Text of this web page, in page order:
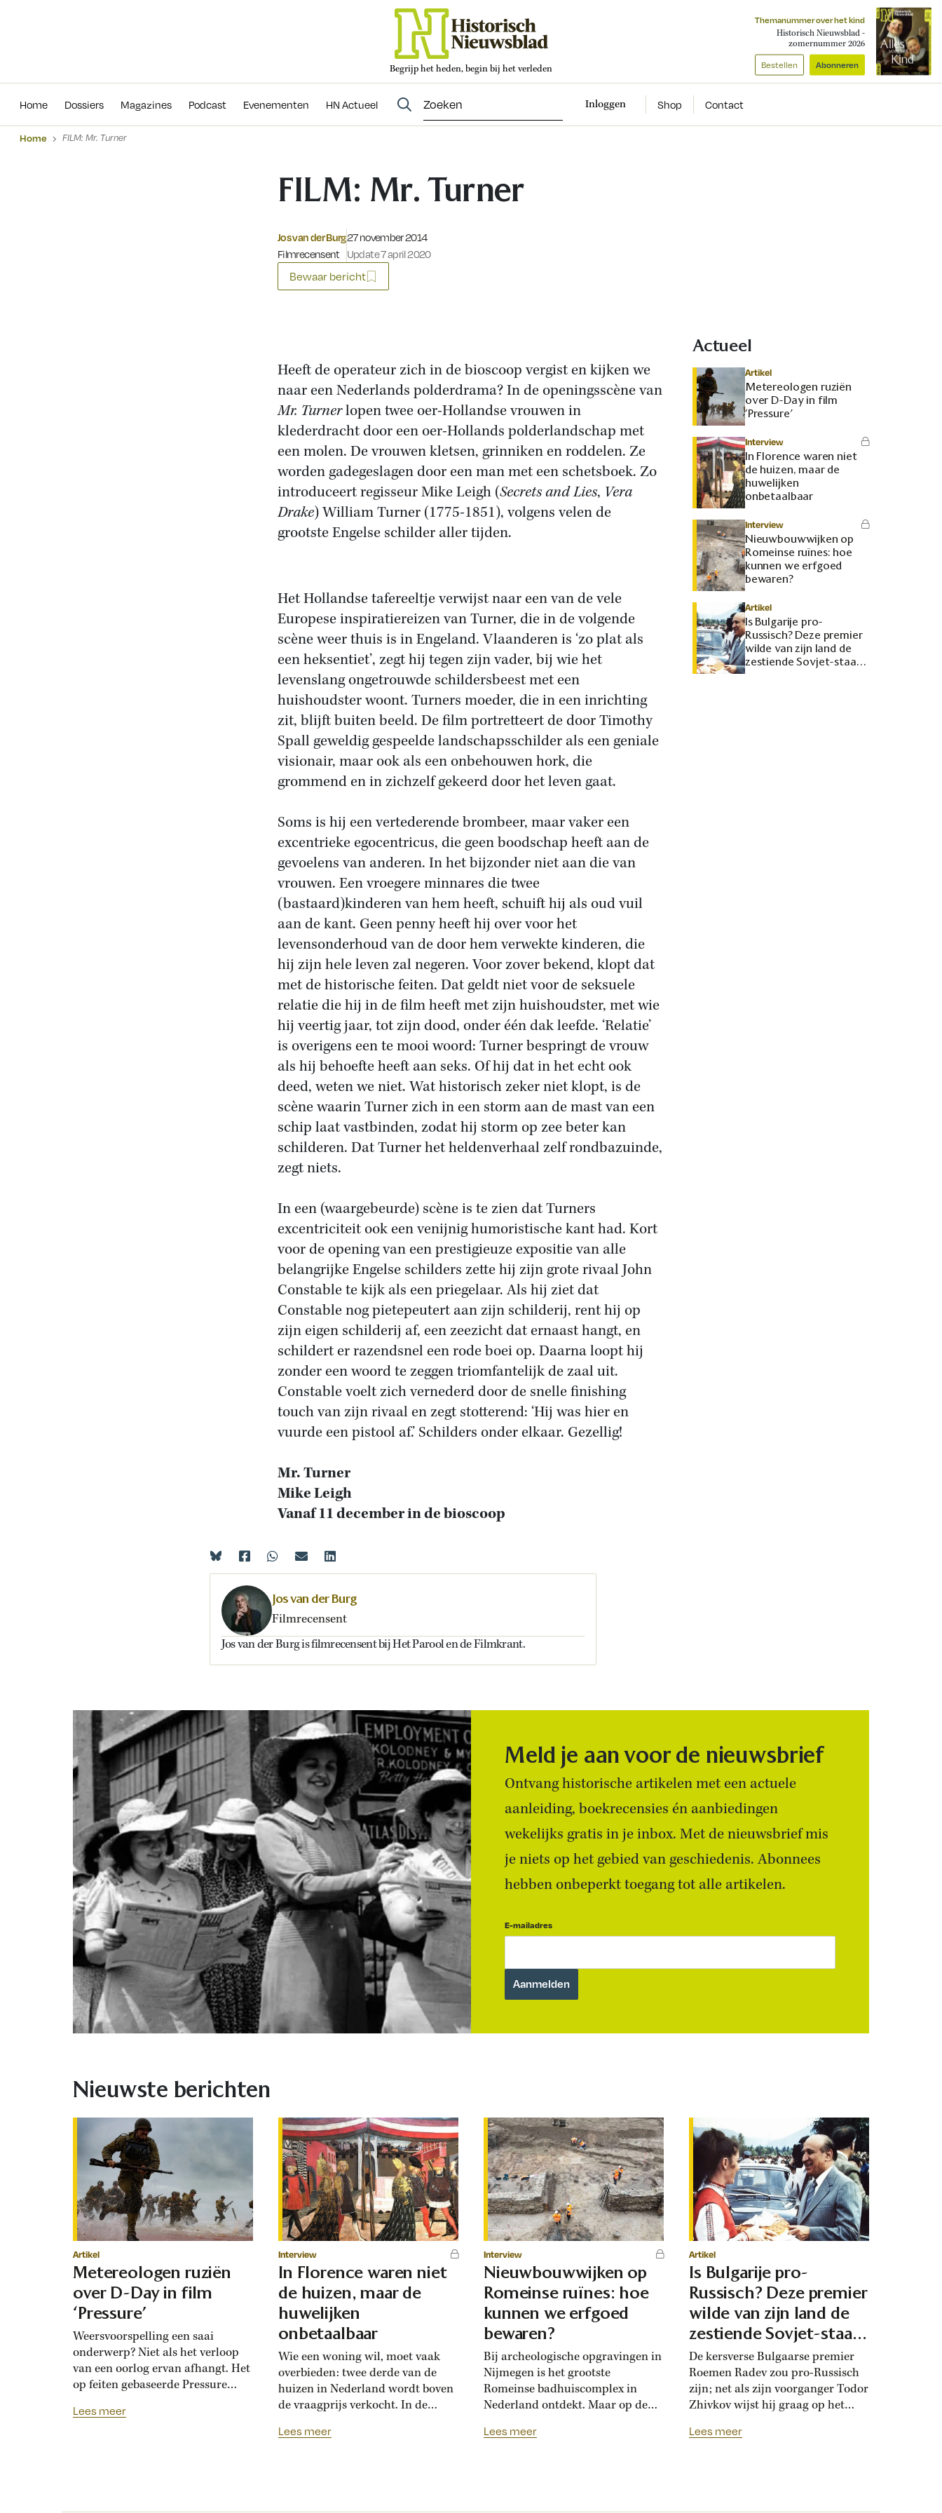
Begrijp het heden, begin bij het verleden
Themanummer over het kind
Historisch Nieuwsblad -
zomernummer 2026
Bestellen Abonneren
Home Dossiers Magazines Podcast Evenementen HN Actueel Inloggen Shop Contact
Evenementen
Home FILM: Mr. Turner
FILM: Mr. Turner
Jos van der Burg
Filmrecensent
Gepubliceerd op:
27 november 2014
Update 7 april 2020
Bewaar bericht
Heeft de operateur zich in de bioscoop vergist en kijken we
naar een Nederlands polderdrama? In de openingsscène van
Mr. Turnerlopen twee oer-Hollandse vrouwen in
klederdracht door een oer-Hollands polderlandschap met
een molen. De vrouwen kletsen, grinniken en roddelen. Ze
worden gadegeslagen door een man met een schetsboek. Zo
introduceert regisseur Mike Leigh (Secrets and Lies, Vera
Drake) William Turner (1775-1851), volgens velen de
grootste Engelse schilder aller tijden.
Het Hollandse tafereeltje verwijst naar een van de vele
Europese inspiratiereizen van Turner, die in de volgende
scène weer thuis is in Engeland. Vlaanderen is ‘zo plat als
een heksentiet’, zegt hij tegen zijn vader, bij wie het
levenslang ongetrouwde schildersbeest met een
huishoudster woont. Turners moeder, die in een inrichting
zit, blijft buiten beeld. De film portretteert de door Timothy
Spall geweldig gespeelde landschapsschilder als een geniale
visionair, maar ook als een onbehouwen hork, die
grommend en in zichzelf gekeerd door het leven gaat.
Soms is hij een vertederende brombeer, maar vaker een
excentrieke egocentricus, die geen boodschap heeft aan de
gevoelens van anderen. In het bijzonder niet aan die van
vrouwen. Een vroegere minnares die twee
(bastaard)kinderen van hem heeft, schuift hij als oud vuil
aan de kant. Geen penny heeft hij over voor het
levensonderhoud van de door hem verwekte kinderen, die
hij zijn hele leven zal negeren. Voor zover bekend, klopt dat
met de historische feiten. Dat geldt niet voor de seksuele
relatie die hij in de film heeft met zijn huishoudster, met wie
hij veertig jaar, tot zijn dood, onder één dak leefde. ‘Relatie’
is overigens een te mooi woord: Turner bespringt de vrouw
als hij behoefte heeft aan seks. Of hij dat in het echt ook
deed, weten we niet. Wat historisch zeker niet klopt, is de
scène waarin Turner zich in een storm aan de mast van een
schip laat vastbinden, zodat hij storm op zee beter kan
schilderen. Dat Turner het heldenverhaal zelf rondbazuinde,
zegt niets.
In een (waargebeurde) scène is te zien dat Turners
excentriciteit ook een venijnig humoristische kant had. Kort
voor de opening van een prestigieuze expositie van alle
belangrijke Engelse schilders zette hij zijn grote rivaal John
Constable te kijk als een priegelaar. Als hij ziet dat
Constable nog pietepeutert aan zijn schilderij, rent hij op
zijn eigen schilderij af, een zeezicht dat ernaast hangt, en
schildert er razendsnel een rode boei op. Daarna loopt hij
zonder een woord te zeggen triomfantelijk de zaal uit.
Constable voelt zich vernederd door de snelle finishing
touch van zijn rivaal en zegt stotterend: ‘Hij was hier en
vuurde een pistool af.’ Schilders onder elkaar. Gezellig!
Mr. Turner
Mike Leigh
Vanaf 11 december in de bioscoop
Actueel
Artikel
Metereologen ruziën
over D-Day in film
‘Pressure’
Interview
In Florence waren niet
de huizen, maar de
huwelijken
onbetaalbaar
Interview
Nieuwbouwwijken op
Romeinse ruïnes: hoe
kunnen we erfgoed
bewaren?
Artikel
Is Bulgarije pro-
Russisch? Deze premier
wilde van zijn land de
zestiende Sovjet-staat
maken
Jos van der Burg
Filmrecensent
Jos van der Burg is filmrecensent bij Het Parool en de Filmkrant.
Meld je aan voor de nieuwsbrief
Ontvang historische artikelen met een actuele
aanleiding, boekrecensies én aanbiedingen
wekelijks gratis in je inbox. Met de nieuwsbrief mis
je niets op het gebied van geschiedenis. Abonnees
hebben onbeperkt toegang tot alle artikelen.
E-mailadres
Nieuwste berichten
Artikel
Metereologen ruziën
over D-Day in film
‘Pressure’
Weersvoorspelling een saai
onderwerp? Niet als het verloop
van een oorlog ervan afhangt. Het
op feiten gebaseerde Pressure
tussen geallieerde meteorologen
Lees meer
Interview
In Florence waren niet
de huizen, maar de
huwelijken
onbetaalbaar
Wie een woning wil, moet vaak
overbieden: twee derde van de
huizen in Nederland wordt boven
de vraagprijs verkocht. In de
ook last van overbiedingsgekte:
Lees meer
Interview
Nieuwbouwwijken op
Romeinse ruïnes: hoe
kunnen we erfgoed
bewaren?
Bij archeologische opgravingen in
Nijmegen is het grootste
Romeinse badhuiscomplex in
Nederland ontdekt. Maar op de
binnenkort een nieuwe woonwijk
Lees meer
Artikel
Is Bulgarije pro-
Russisch? Deze premier
wilde van zijn land de
zestiende Sovjet-staat
maken
De kersverse Bulgaarse premier
Roemen Radev zou pro-Russisch
zijn; net als zijn voorganger Todor
Zhivkov wijst hij graag op het
1878. Die vroegere premier was zo
Lees meer